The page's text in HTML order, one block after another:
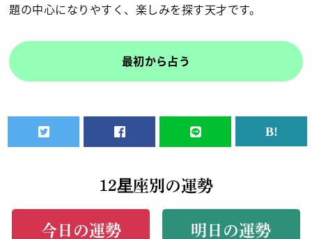
題の中心になりやすく、楽しみを探す天才です。
最初から占う
12星座別の運勢
今日の運勢 明日の運勢